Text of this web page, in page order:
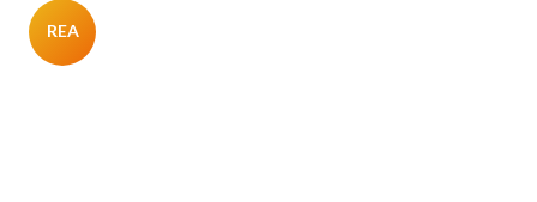
REA